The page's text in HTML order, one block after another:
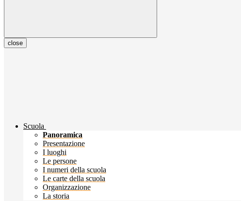
close
Scuola
Panoramica
Presentazione
I luoghi
Le persone
I numeri della scuola
Le carte della scuola
Organizzazione
La storia